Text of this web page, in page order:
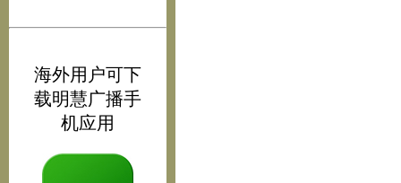
海外用户可下
载明慧广播手
机应用